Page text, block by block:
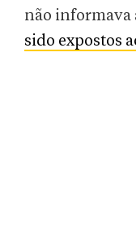
não informava
sido expostos